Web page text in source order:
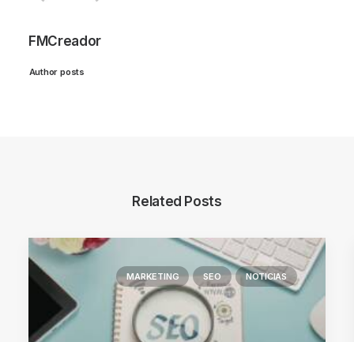
FMCreador
Author posts
Related Posts
MARKETING SEO NOTICIAS